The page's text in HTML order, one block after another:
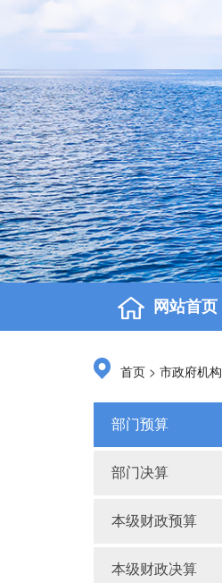
网站首页
首页 > 市政府机构
部门预算
部门决算
本级财政预算
本级财政决算